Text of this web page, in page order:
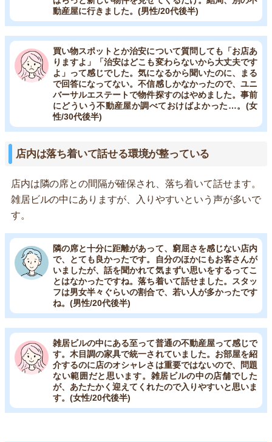
動産屋に行きました。(男性/20代後半)
買い物スポットとか治安について質問しても「お店あ
りますよ」「治安はどこも変わらないから大丈夫です
よ」って感じでした。気になるから聞いたのに、まる
で回答になってない。不信感しかなかったので、ユニ
バーサルエステートで物件探すのはやめました。事前
にどういう不動産屋か調べておけばよかった…。(女
性/30代後半)
店内は落ち着いて話せる環境が整っている
店内は隣の席との間隔が確保され、落ち着いて話せます。
雑居ビルの中にありますが、入りやすいという声が多いで
す。
隣の席と十分に距離があって、窮屈さを感じない店内
で、とても良かったです。自分のほかにもお客さんが
いましたが、話を聞かれて気まずい思いをするってこ
とはなかったですね。落ち着いて話せました。スタッ
フは男女半々ぐらいの割合で、若い人が多かったです
ね。(男性/20代後半)
雑居ビルの中にある至って普通の不動産屋って感じで
す。木目調の家具で統一されていました。お部屋を紹
介するのに店のオシャレさは重要ではないので、問題
ない範囲だと思います。雑居ビルの中の店舗でした
が、あたたかく迎えてくれたので入りやすいと思いま
す。(女性/20代後半)